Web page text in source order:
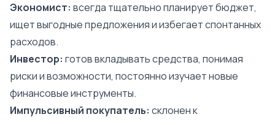
Экономист: всегда тщательно планирует бюджет,
ищет выгодные предложения и избегает спонтанных
расходов.
Инвестор: готов вкладывать средства, понимая
риски и возможности, постоянно изучает новые
финансовые инструменты.
Импульсивный покупатель: склонен к